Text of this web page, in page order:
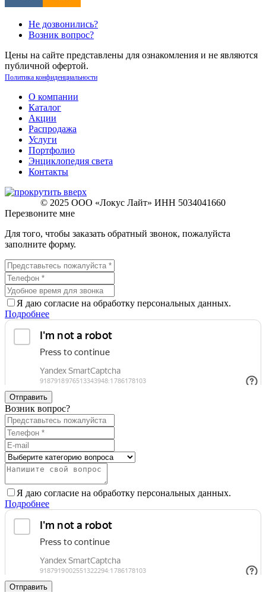
Не дозвонились?
Возник вопрос?
Цены на сайте представлены для ознакомления и не являются
публичной офертой.
Политика конфиденциальности
О компании
Каталог
Акции
Распродажа
Услуги
Портфолио
Энциклопедия света
Контакты
© 2025 ООО «Локус Лайт» ИНН 5034041660
Перезвоните мне
Для того, чтобы заказать обратный звонок, пожалуйста
заполните форму.
Я даю согласие на обработку персональных данных.
Подробнее
Отправить
Возник вопрос?
Я даю согласие на обработку персональных данных.
Подробнее
Отправить